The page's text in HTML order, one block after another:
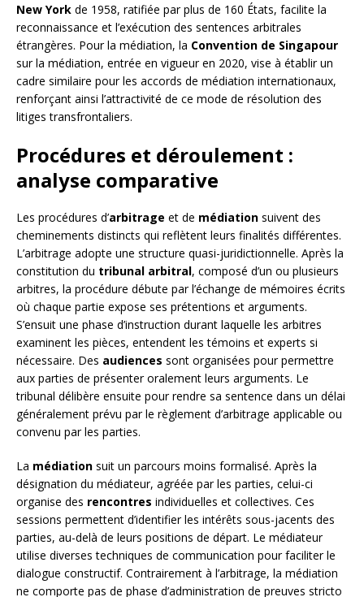
New York de 1958, ratifiée par plus de 160 États, facilite la
reconnaissance et l’exécution des sentences arbitrales
étrangères. Pour la médiation, la Convention de Singapour
sur la médiation, entrée en vigueur en 2020, vise à établir un
cadre similaire pour les accords de médiation internationaux,
renforçant ainsi l’attractivité de ce mode de résolution des
litiges transfrontaliers.
Procédures et déroulement :
analyse comparative
Les procédures d’arbitrage et de médiation suivent des
cheminements distincts qui reflètent leurs finalités différentes.
L’arbitrage adopte une structure quasi-juridictionnelle. Après la
constitution du tribunal arbitral, composé d’un ou plusieurs
arbitres, la procédure débute par l’échange de mémoires écrits
où chaque partie expose ses prétentions et arguments.
S’ensuit une phase d’instruction durant laquelle les arbitres
examinent les pièces, entendent les témoins et experts si
nécessaire. Des audiences sont organisées pour permettre
aux parties de présenter oralement leurs arguments. Le
tribunal délibère ensuite pour rendre sa sentence dans un délai
généralement prévu par le règlement d’arbitrage applicable ou
convenu par les parties.
La médiation suit un parcours moins formalisé. Après la
désignation du médiateur, agréée par les parties, celui-ci
organise des rencontres individuelles et collectives. Ces
sessions permettent d’identifier les intérêts sous-jacents des
parties, au-delà de leurs positions de départ. Le médiateur
utilise diverses techniques de communication pour faciliter le
dialogue constructif. Contrairement à l’arbitrage, la médiation
ne comporte pas de phase d’administration de preuves stricto